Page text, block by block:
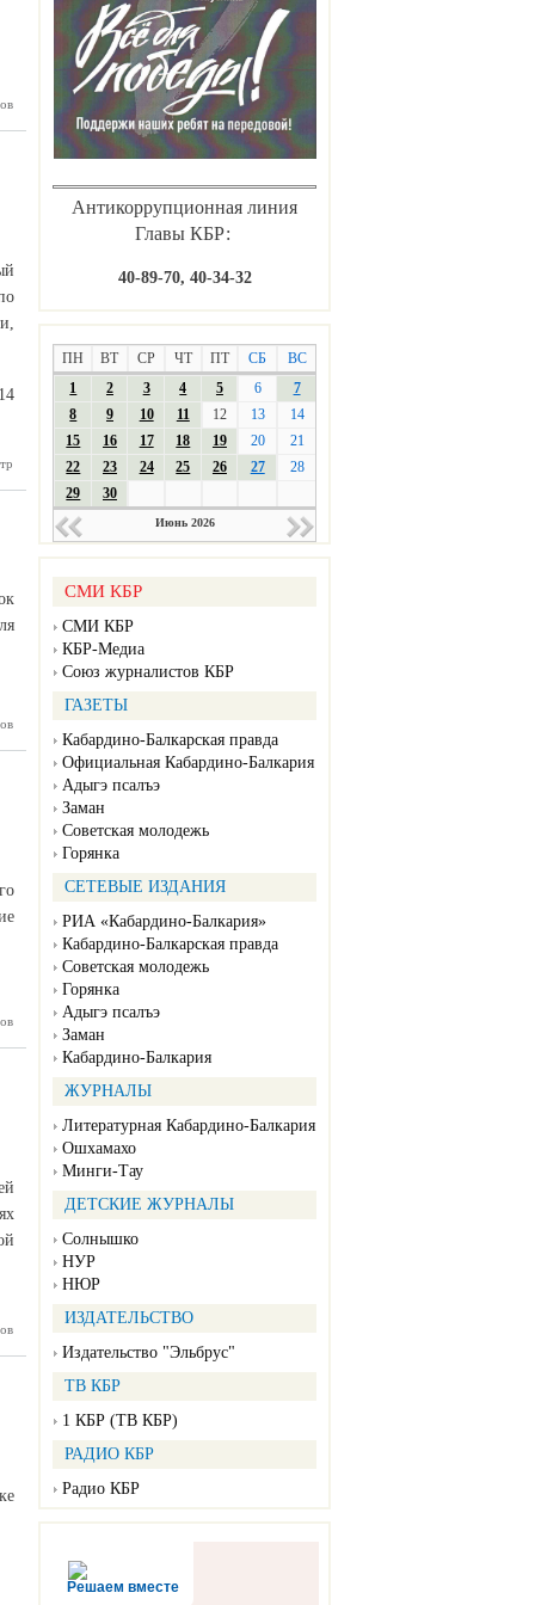
Антикоррупционная линия
Главы КБР:
40-89-70, 40-34-32
ПН ВТ СР ЧТ ПТ СБ
ВС
1
2 3 4 5 6
7
8
9 10 11 12 13
14
15
16 17 18 19 20
21
22
23 24 25 26 27
28
29
30
Июнь 2026
СМИ КБР
СМИ КБР
КБР-Медиа
Союз журналистов КБР
ГАЗЕТЫ
Кабардино-Балкарская правда
Официальная Кабардино-Балкария
Адыгэ псалъэ
Заман
Советская молодежь
Горянка
СЕТЕВЫЕ ИЗДАНИЯ
РИА «Кабардино-Балкария»
Кабардино-Балкарская правда
Советская молодежь
Горянка
Адыгэ псалъэ
Заман
Кабардино-Балкария
ЖУРНАЛЫ
Литературная Кабардино-Балкария
Ошхамахо
Минги-Тау
ДЕТСКИЕ ЖУРНАЛЫ
Солнышко
НУР
НЮР
ИЗДАТЕЛЬСТВО
Издательство "Эльбрус"
ТВ КБР
1 КБР (ТВ КБР)
РАДИО КБР
Радио КБР
Решаем вместе
приём
самое